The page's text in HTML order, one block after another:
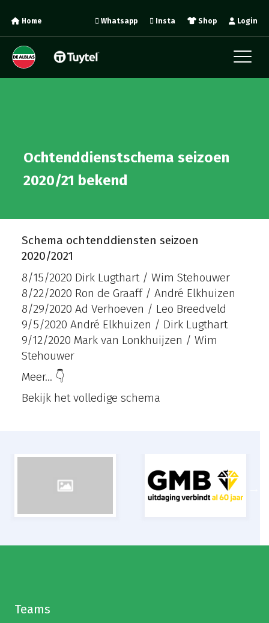
Home Login
Shop
Insta
Whatsapp
Ochtenddienstschema seizoen
2020/21 bekend
Schema ochtenddiensten seizoen
2020/2021
8/15/2020 Dirk Lugthart / Wim Stehouwer
8/22/2020 Ron de Graaff / André Elkhuizen
8/29/2020 Ad Verhoeven / Leo Breedveld
9/5/2020 André Elkhuizen / Dirk Lugthart
9/12/2020 Mark van Lonkhuijzen / Wim
Stehouwer
Meer... 👇
Bekijk het volledige schema
Teams